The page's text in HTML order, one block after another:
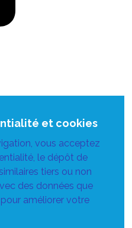
et cookies
vous acceptez
le dépôt de
tiers ou non
des données que
améliorer votre